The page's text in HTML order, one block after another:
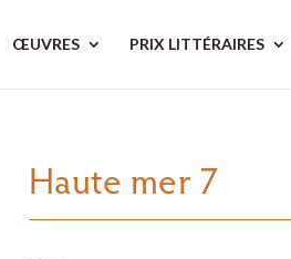
ŒUVRES PRIX LITTÉRAIRES
Haute mer 7